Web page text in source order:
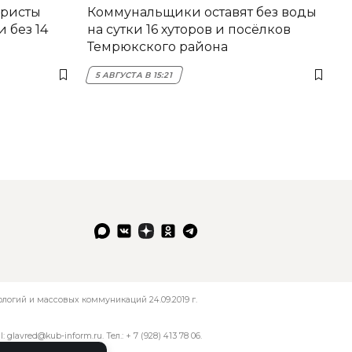
без 14
Коммунальщики оставят без воды
на сутки 16 хуторов и посёлков
Темрюкского района
5 АВГУСТА В 15:21
и массовых коммуникаций 24.09.2019 г.
glavred@kub-inform.ru. Тел.: + 7 (928) 413 78 06.